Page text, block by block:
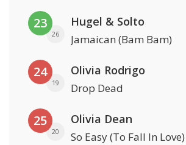
23
26
Hugel & Solto
Jamaican (Bam Bam)
24
19
Olivia Rodrigo
Drop Dead
25
20
Olivia Dean
So Easy (To Fall In Love)